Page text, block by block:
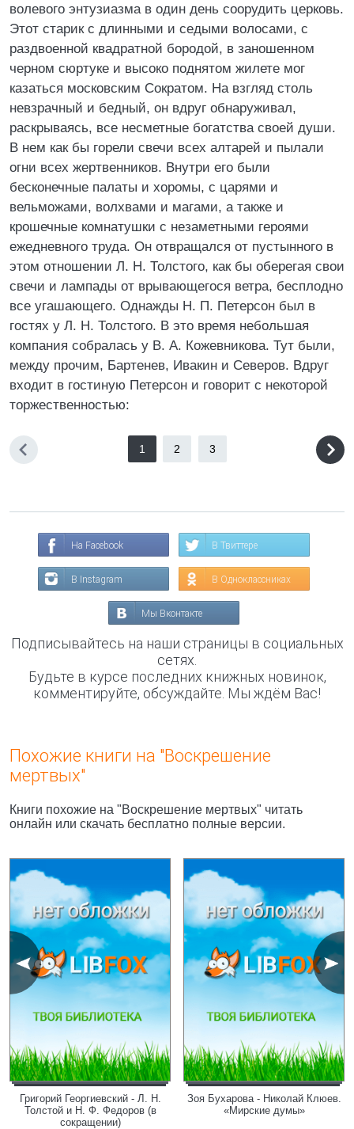
волевого энтузиазма в один день соорудить церковь.
Этот старик с длинными и седыми волосами, с
раздвоенной квадратной бородой, в заношенном
черном сюртуке и высоко поднятом жилете мог
казаться московским Сократом. На взгляд столь
невзрачный и бедный, он вдруг обнаруживал,
раскрываясь, все несметные богатства своей души.
В нем как бы горели свечи всех алтарей и пылали
огни всех жертвенников. Внутри его были
бесконечные палаты и хоромы, с царями и
вельможами, волхвами и магами, а также и
крошечные комнатушки с незаметными героями
ежедневного труда. Он отвращался от пустынного в
этом отношении Л. Н. Толстого, как бы оберегая свои
свечи и лампады от врывающегося ветра, бесплодно
все угашающего. Однажды Н. П. Петерсон был в
гостях у Л. Н. Толстого. В это время небольшая
компания собралась у В. А. Кожевникова. Тут были,
между прочим, Бартенев, Ивакин и Северов. Вдруг
входит в гостиную Петерсон и говорит с некоторой
торжественностью:
1 2 3
На Facebook В Твиттере
В Instagram В Одноклассниках
Мы Вконтакте
Подписывайтесь на наши страницы в социальных
сетях.
Будьте в курсе последних книжных новинок,
комментируйте, обсуждайте. Мы ждём Вас!
Похожие книги на "Воскрешение
мертвых"
Книги похожие на "Воскрешение мертвых" читать
онлайн или скачать бесплатно полные версии.
Григорий Георгиевский - Л. H.
Толстой и Н. Ф. Федоров (в
сокращении)
Зоя Бухарова - Николай Клюев.
«Мирские думы»